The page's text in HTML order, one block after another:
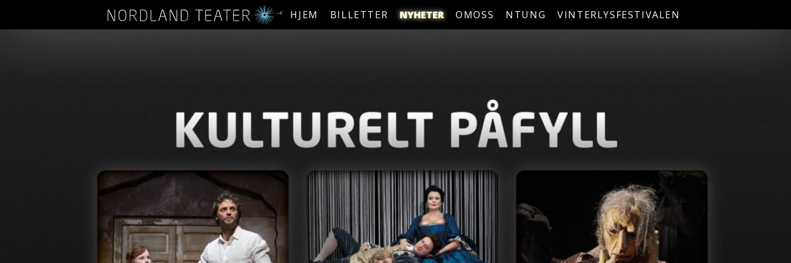
HJEM BILLETTER NYHETER OMOSS NTUNG VINTERLYSFESTIVALEN